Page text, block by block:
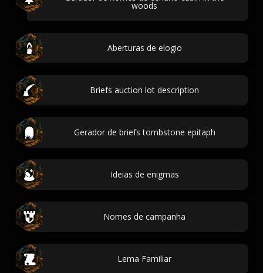
woods
Aberturas de elogio
Briefs auction lot description
Gerador de briefs tombstone epitaph
Ideias de enigmas
Nomes de campanha
Lema Familiar